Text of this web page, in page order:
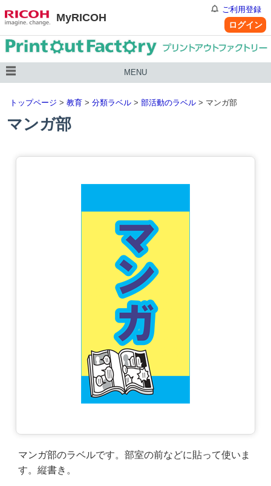
MyRICOH
ご利用登録
ログイン
MENU
トップページ > 教育 > 分類ラベル > 部活動のラベル > マンガ部
マンガ部
マンガ部のラベルです。部室の前などに貼って使いま
す。縦書き。